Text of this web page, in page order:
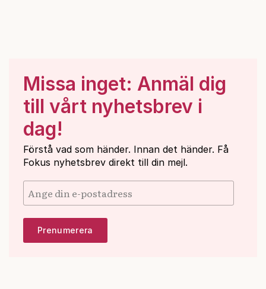
Missa inget: Anmäl dig
till vårt nyhetsbrev i
dag!
Förstå vad som händer. Innan det händer. Få
Fokus nyhetsbrev direkt till din mejl.